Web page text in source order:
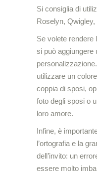
Si consiglia di
Roselyn, Qwigley,
Se volete rendere
si può aggiungere
utilizzare un
coppia di sposi,
foto degli sposi o
loro amore.
Infine, è
l’ortografia e la
dell’invito: un
essere molto